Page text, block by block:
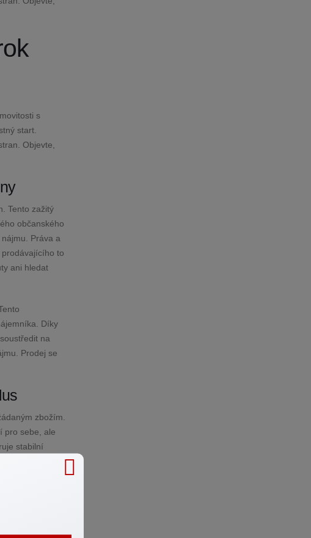
s
start.
Objevte,
Tento zažitý
občanského
Práva a
to
ani hledat
Díky
na
Prodej se
zbožím.
pro sebe, ale
stabilní
tak začíná
navíc
nájemník
vám najít